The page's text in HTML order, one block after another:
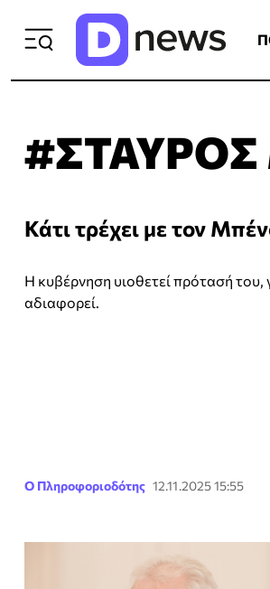
Κάτι τρέχει με τον
Η κυβέρνηση υιοθετεί πρότασή
αδιαφορεί.
Ο Πληροφοριοδότης 12.11.2025 15:55